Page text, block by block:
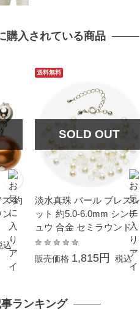
購入されている商品
約
ン
込
送料無料
SOLD OUT
淡水真珠 パール ブレスレ
ット 約5.0-6.0mm シンチ
ュウ 合金 セミラウンド
販売価格 1,815円 税込
ランキング